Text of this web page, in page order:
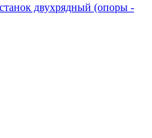
двухрядный (опоры -